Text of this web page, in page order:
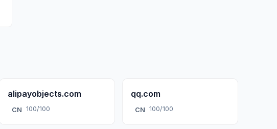
alipayobjects.com
CN 100/100
qq.com
CN 100/100